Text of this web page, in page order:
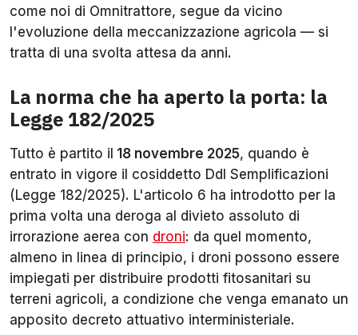
come noi di Omnitrattore, segue da vicino
l'evoluzione della meccanizzazione agricola — si
tratta di una svolta attesa da anni.
La norma che ha aperto la porta: la
Legge 182/2025
Tutto è partito il 18 novembre 2025, quando è
entrato in vigore il cosiddetto Ddl Semplificazioni
(Legge 182/2025). L'articolo 6 ha introdotto per la
prima volta una deroga al divieto assoluto di
irrorazione aerea con droni: da quel momento,
almeno in linea di principio, i droni possono essere
impiegati per distribuire prodotti fitosanitari su
terreni agricoli, a condizione che venga emanato un
apposito decreto attuativo interministeriale.